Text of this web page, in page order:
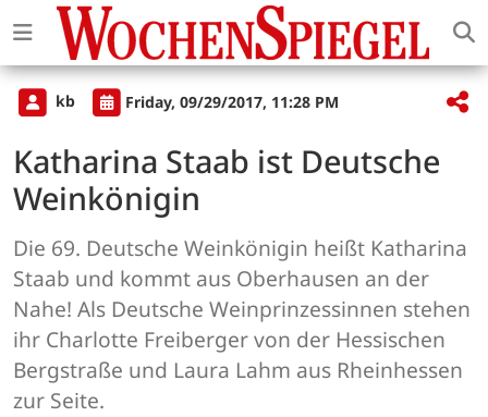
kb Friday, 09/29/2017, 11:28 PM
Katharina Staab ist Deutsche
Weinkönigin
Die 69. Deutsche Weinkönigin heißt Katharina
Staab und kommt aus Oberhausen an der
Nahe! Als Deutsche Weinprinzessinnen stehen
ihr Charlotte Freiberger von der Hessischen
Bergstraße und Laura Lahm aus Rheinhessen
zur Seite.